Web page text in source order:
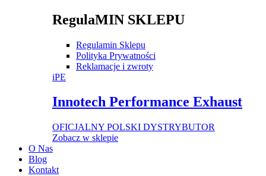
RegulaMIN SKLEPU
Regulamin Sklepu
Polityka Prywatności
Reklamacje i zwroty
iPE
Innotech Performance Exhaust
OFICJALNY POLSKI DYSTRYBUTOR
Zobacz w sklepie
O Nas
Blog
Kontakt